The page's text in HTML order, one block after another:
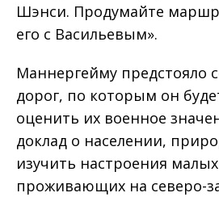
Шэнси. Продумайте
его с Васильевым».
Маннергейму предстояло
дорог, по которым он
оценить их военное
доклад о населении,
изучить настроения
проживающих на северо-